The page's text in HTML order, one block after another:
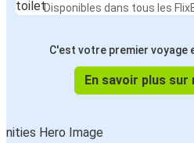
Disponibles dans tous les
C'est votre premier voyage
En savoir plus